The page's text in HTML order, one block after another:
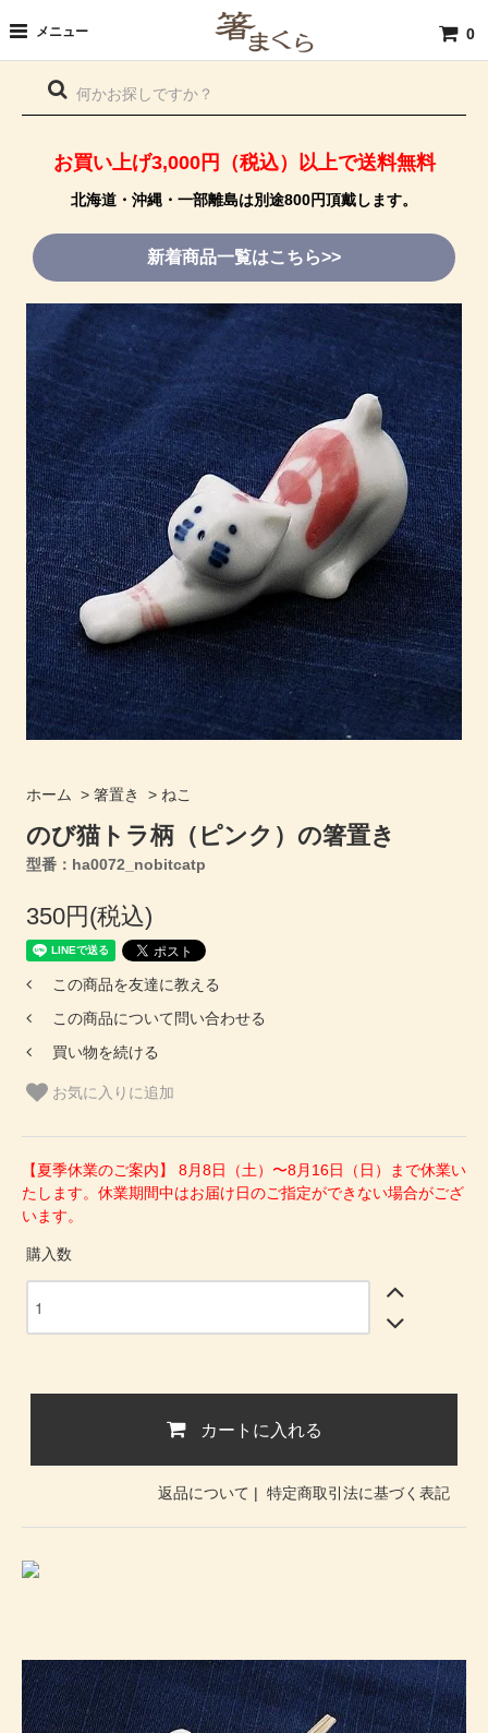
メニュー 0
お買い上げ3,000円（税込）以上で送料無料
北海道・沖縄・一部離島は別途800円頂戴します。
新着商品一覧はこちら>>
ホーム >箸置き > ねこ
のび猫トラ柄（ピンク）の箸置き
型番：ha0072_nobitcatp
350円(税込)
この商品を友達に教える
この商品について問い合わせる
買い物を続ける
お気に入りに追加
【夏季休業のご案内】 8月8日（土）〜8月16日（日）まで休業い
たします。休業期間中はお届け日のご指定ができない場合がござ
います。
購入数
カートに入れる
返品について | 特定商取引法に基づく表記